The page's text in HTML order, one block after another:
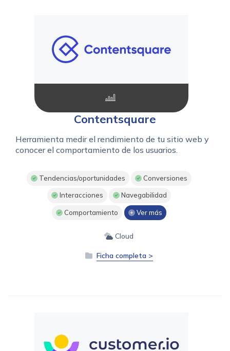
Contentsquare
Herramienta medir el rendimiento de tu sitio web y
conocer el comportamiento de los usuarios.
Tendencias/oportunidades Conversiones
Interacciones Navegabilidad
Comportamiento Ver más
Cloud
Ficha completa >